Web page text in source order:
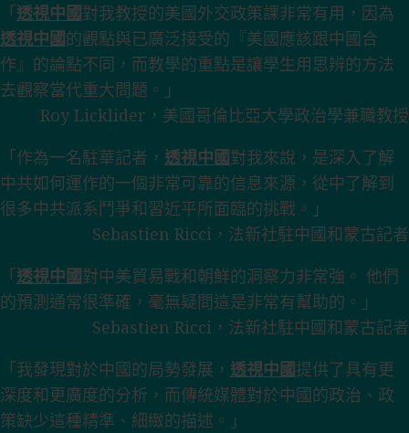
「透視中國對我教授的美國外交政策課非常有用，因為
透視中國的觀點與已廣泛接受的『美國應該跟中國合
作』的論點不同，而教學的重點是讓學生用思辨的方法
去觀察當代重大問題。」
Roy Licklider，美國哥倫比亞大學政治學兼職教授
「作為一名駐華記者， 透視中國對我來說，是深入了解
中共如何運作的一個非常可靠的信息來源，從中了解到
很多中共派系鬥爭和習近平所面臨的挑戰。」
Sebastien Ricci，法新社駐中國和蒙古記者
「透視中國對中美貿易戰和朝鮮的洞察力非常強。 他們
的預測通常很準確，毫無疑問這是非常有幫助的。」
Sebastien Ricci，法新社駐中國和蒙古記者
「我發現對於中國的局勢發展， 透視中國提供了具有更
深度和更廣度的分析，而傳統媒體對於中國的政治、政
策缺少這種精準、細緻的描述。」